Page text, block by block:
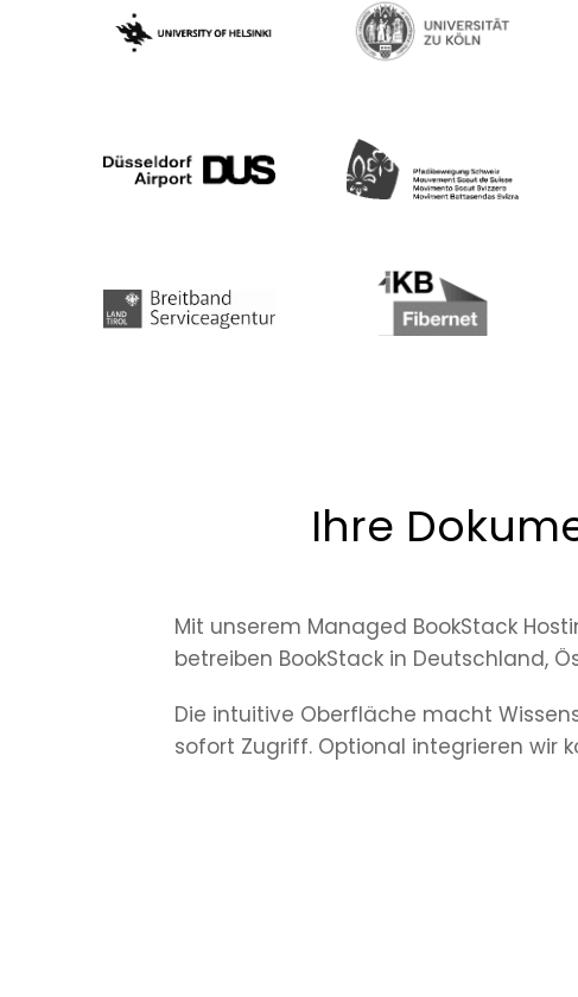
Ihre
Mit unserem Managed BookStack
betreiben BookStack in Deutschland,
Die intuitive Oberfläche macht
sofort Zugriff. Optional integrieren wir